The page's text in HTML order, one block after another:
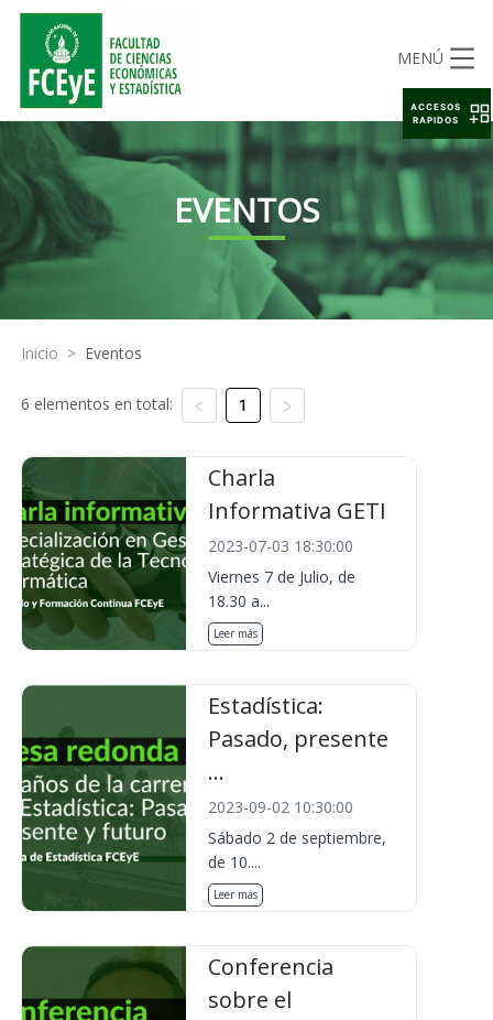
MENÚ
EVENTOS
Inicio > Eventos
6 elementos en total: 1
Charla
Informativa GETI
2023-07-03 18:30:00
Viernes 7 de Julio, de
18.30 a...
Leer más
Estadística:
Pasado, presente
...
2023-09-02 10:30:00
Sábado 2 de septiembre,
de 10....
Leer más
Conferencia
sobre el
ACCESOS
RAPIDOS